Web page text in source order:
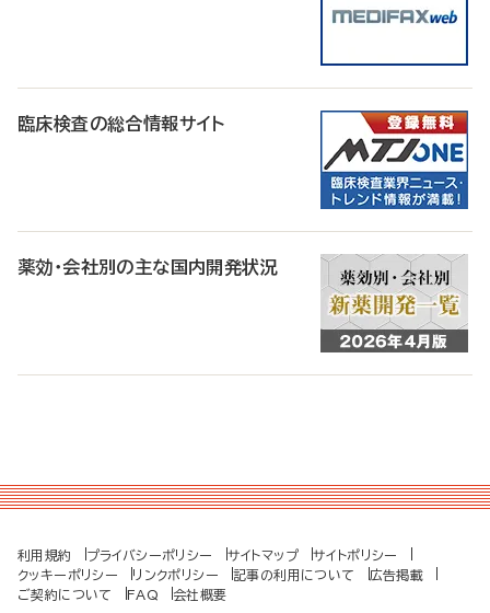
臨床検査の総合情報サイト
薬効・会社別の主な国内開発状況
利用規約 プライバシーポリシー サイトマップ
サイトポリシー
クッキーポリシー
リンクポリシー 記事の利用について
広告掲載
ご契約について
FAQ 会社概要